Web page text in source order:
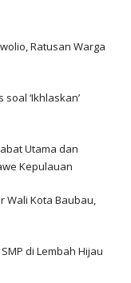
Ratusan Warga
‘Ikhlaskan’
Utama dan
Kepulauan
Wali Kota Baubau,
di Lembah Hijau